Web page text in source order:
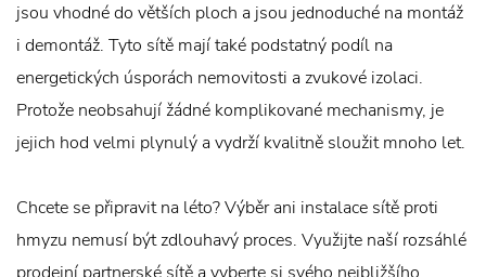
jsou vhodné do větších ploch a jsou jednoduché na montáž
i demontáž. Tyto sítě mají také podstatný podíl na
energetických úsporách nemovitosti a zvukové izolaci.
Protože neobsahují žádné komplikované mechanismy, je
jejich hod velmi plynulý a vydrží kvalitně sloužit mnoho let.
Chcete se připravit na léto? Výběr ani instalace sítě proti
hmyzu nemusí být zdlouhavý proces. Využijte naší rozsáhlé